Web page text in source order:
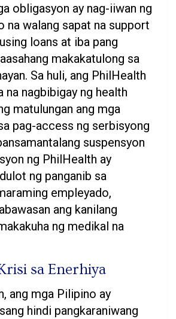
obligasyon ay nag-iiwan ng
na walang sapat na support
loans at iba pang
makakatulong sa
Sa huli, ang PhilHealth
na nagbibigay ng health
matulungan ang mga
pag-access ng serbisyong
suspensyon
ng PhilHealth ay
ng panganib sa
empleyado,
ang kanilang
ng medikal na
sa Enerhiya
ang mga Pilipino ay
hindi pangkaraniwang